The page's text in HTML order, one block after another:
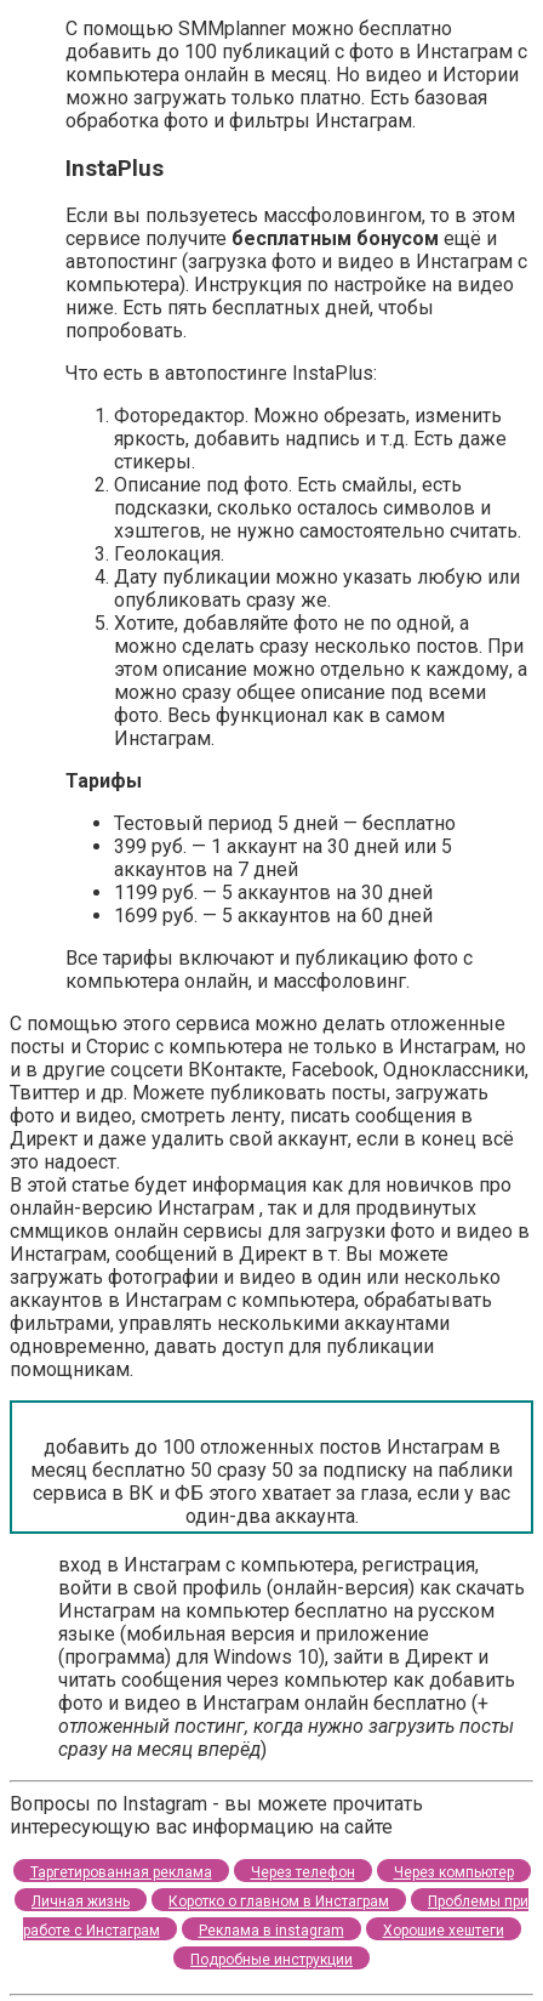
С помощью SMMplanner можно бесплатно
добавить до 100 публикаций с фото в Инстаграм с
компьютера онлайн в месяц. Но видео и Истории
можно загружать только платно. Есть базовая
обработка фото и фильтры Инстаграм.
InstaPlus
Если вы пользуетесь массфоловингом, то в этом
сервисе получите бесплатным бонусом ещё и
автопостинг (загрузка фото и видео в Инстаграм с
компьютера). Инструкция по настройке на видео
ниже. Есть пять бесплатных дней, чтобы
попробовать.
Что есть в автопостинге InstaPlus:
Фоторедактор. Можно обрезать, изменить
яркость, добавить надпись и т.д. Есть даже
стикеры.
Описание под фото. Есть смайлы, есть
подсказки, сколько осталось символов и
хэштегов, не нужно самостоятельно считать.
Геолокация.
Дату публикации можно указать любую или
опубликовать сразу же.
Хотите, добавляйте фото не по одной, а
можно сделать сразу несколько постов. При
этом описание можно отдельно к каждому, а
можно сразу общее описание под всеми
фото. Весь функционал как в самом
Инстаграм.
Тарифы
Тестовый период 5 дней — бесплатно
399 руб. — 1 аккаунт на 30 дней или 5
аккаунтов на 7 дней
1199 руб. — 5 аккаунтов на 30 дней
1699 руб. — 5 аккаунтов на 60 дней
Все тарифы включают и публикацию фото с
компьютера онлайн, и массфоловинг.
С помощью этого сервиса можно делать отложенные
посты и Сторис с компьютера не только в Инстаграм, но
и в другие соцсети ВКонтакте, Facebook, Одноклассники,
Твиттер и др. Можете публиковать посты, загружать
фото и видео, смотреть ленту, писать сообщения в
Директ и даже удалить свой аккаунт, если в конец всё
это надоест.
В этой статье будет информация как для новичков про
онлайн-версию Инстаграм , так и для продвинутых
сммщиков онлайн сервисы для загрузки фото и видео в
Инстаграм, сообщений в Директ в т. Вы можете
загружать фотографии и видео в один или несколько
аккаунтов в Инстаграм с компьютера, обрабатывать
фильтрами, управлять несколькими аккаунтами
одновременно, давать доступ для публикации
помощникам.
добавить до 100 отложенных постов Инстаграм в
месяц бесплатно 50 сразу 50 за подписку на паблики
сервиса в ВК и ФБ этого хватает за глаза, если у вас
один-два аккаунта.
вход в Инстаграм с компьютера, регистрация,
войти в свой профиль (онлайн-версия) как скачать
Инстаграм на компьютер бесплатно на русском
языке (мобильная версия и приложение
(программа) для Windows 10), зайти в Директ и
читать сообщения через компьютер как добавить
фото и видео в Инстаграм онлайн бесплатно (+
отложенный постинг, когда нужно загрузить посты
сразу на месяц вперёд)
Вопросы по Instagram - вы можете прочитать
интересующую вас информацию на сайте
Таргетированная реклама Через телефон
Через компьютер
Личная жизнь
Коротко о главном в Инстаграм
Проблемы при
работе с Инстаграм
Реклама в instagram
Хорошие хештеги
Подробные инструкции